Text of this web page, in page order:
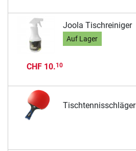
Joola Tischreiniger
Auf Lager
CHF 10.10
Tischtennisschläger